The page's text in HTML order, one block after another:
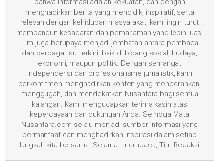
bahwa informasi adalah kekuatan, dan dengan
menghadirkan berita yang mendidik, inspiratif, serta
relevan dengan kehidupan masyarakat, kami ingin turut
membangun kesadaran dan pemahaman yang lebih luas.
Tim juga berupaya menjadi jembatan antara pembaca
dan berbagai isu terkini, baik di bidang sosial, budaya,
ekonomi, maupun politik. Dengan semangat
independensi dan profesionalisme jurnalistik, kami
berkomitmen menghadirkan konten yang mencerahkan,
menggugah, dan mendekatkan Nusantara bagi semua
kalangan. Kami mengucapkan terima kasih atas
kepercayaan dan dukungan Anda. Semoga Mata
Nusantara.com selalu menjadi sumber informasi yang
bermanfaat dan menghadirkan inspirasi dalam setiap
langkah kita bersama. Selamat membaca, Tim Redaksi